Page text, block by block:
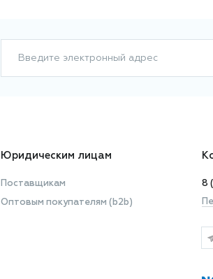
Введите электронный адрес
Юридическим лицам
Поставщикам
Оптовым покупателям (b2b)
8